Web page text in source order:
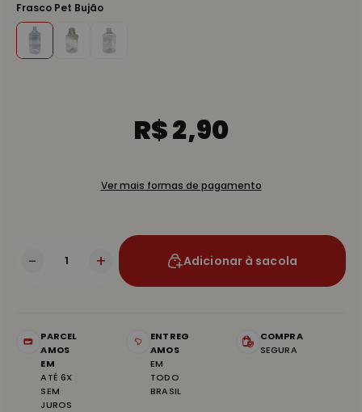
Frasco Pet Bujão
R$ 2,90
Ver mais formas de pagamento
- + Adicionar à sacola
PARCEL
AMOS
EM
ATÉ 6X
SEM
JUROS
ENTREG
AMOS
EM
TODO
BRASIL
COMPRA
SEGURA